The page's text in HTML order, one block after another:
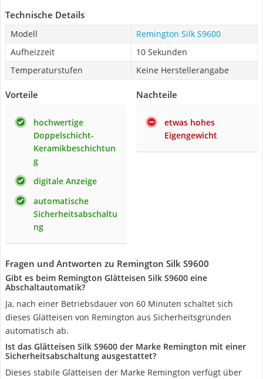
Technische Details
Modell
Remington Silk S9600
Aufheizzeit
10 Sekunden
Temperaturstufen
Keine Herstellerangabe
Vorteile
hochwertige
Doppelschicht-
Keramikbeschichtun
g
digitale Anzeige
automatische
Sicherheitsabschaltu
ng
Nachteile
etwas hohes
Eigengewicht
Fragen und Antworten zu Remington Silk S9600
Gibt es beim Remington Glätteisen Silk S9600 eine
Abschaltautomatik?
Ja, nach einer Betriebsdauer von 60 Minuten schaltet sich
dieses Glätteisen von Remington aus Sicherheitsgründen
automatisch ab.
Ist das Glätteisen Silk S9600 der Marke Remington mit einer
Sicherheitsabschaltung ausgestattet?
Dieses stabile Glätteisen der Marke Remington verfügt über